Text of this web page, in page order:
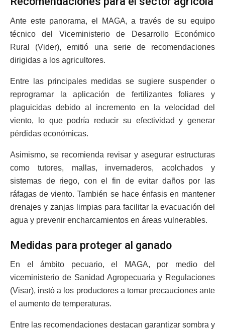
Ante este panorama, el MAGA, a través de su equipo
técnico del Viceministerio de Desarrollo Económico
Rural (Vider), emitió una serie de recomendaciones
dirigidas a los agricultores.
Entre las principales medidas se sugiere suspender o
reprogramar la aplicación de fertilizantes foliares y
plaguicidas debido al incremento en la velocidad del
viento, lo que podría reducir su efectividad y generar
pérdidas económicas.
Asimismo, se recomienda revisar y asegurar estructuras
como tutores, mallas, invernaderos, acolchados y
sistemas de riego, con el fin de evitar daños por las
ráfagas de viento. También se hace énfasis en mantener
drenajes y zanjas limpias para facilitar la evacuación del
agua y prevenir encharcamientos en áreas vulnerables.
Medidas para proteger al ganado
En el ámbito pecuario, el MAGA, por medio del
viceministerio de Sanidad Agropecuaria y Regulaciones
(Visar), instó a los productores a tomar precauciones ante
el aumento de temperaturas.
Entre las recomendaciones destacan garantizar sombra y